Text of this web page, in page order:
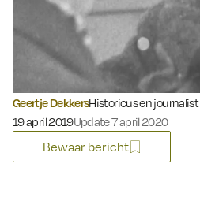
Geertje DekkersHistoricus en journalist
Gepubliceerd op:
19 april 2019Update 7 april 2020
Bewaar bericht